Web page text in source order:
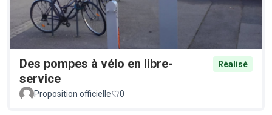
Des pompes à vélo en libre-
service
Réalisé
Proposition officielle 0